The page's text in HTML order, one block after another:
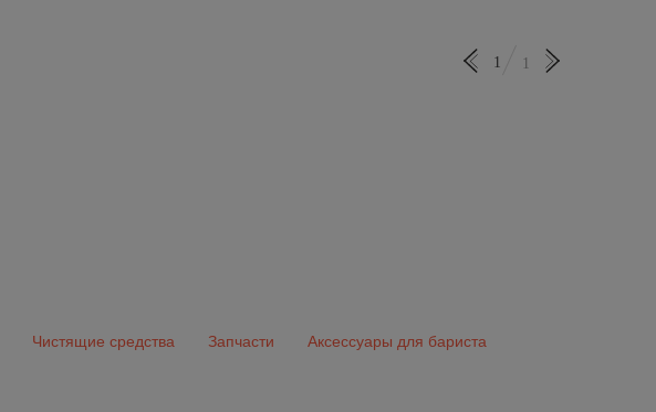
1 1
Чистящие средства Запчасти Аксессуары для бариста